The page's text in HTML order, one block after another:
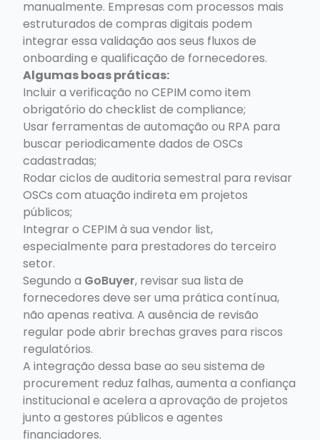
manualmente. Empresas com processos mais
estruturados de compras digitais podem
integrar essa validação aos seus fluxos de
onboarding e qualificação de fornecedores.
Algumas boas práticas:
Incluir a verificação no CEPIM como item
obrigatório do checklist de compliance;
Usar ferramentas de automação ou RPA para
buscar periodicamente dados de OSCs
cadastradas;
Rodar ciclos de auditoria semestral para revisar
OSCs com atuação indireta em projetos
públicos;
Integrar o CEPIM à sua vendor list,
especialmente para prestadores do terceiro
setor.
Segundo a GoBuyer, revisar sua lista de
fornecedores deve ser uma prática contínua,
não apenas reativa. A ausência de revisão
regular pode abrir brechas graves para riscos
regulatórios.
A integração dessa base ao seu sistema de
procurement reduz falhas, aumenta a confiança
institucional e acelera a aprovação de projetos
junto a gestores públicos e agentes
financiadores.